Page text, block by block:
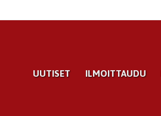
UUTISET ILMOITTAUDU